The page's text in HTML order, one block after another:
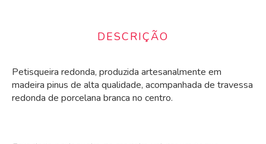
DESCRIÇÃO
Petisqueira redonda, produzida artesanalmente em
madeira pinus de alta qualidade, acompanhada de travessa
redonda de porcelana branca no centro.